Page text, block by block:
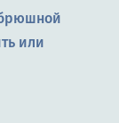
или